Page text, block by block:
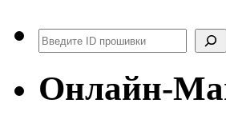
Поиск
Онлайн-